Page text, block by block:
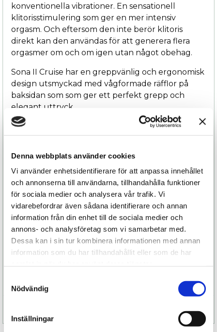
Denna webbplats använder cookies
Vi använder enhetsidentifierare för att anpassa innehållet
och annonserna till användarna, tillhandahålla funktioner
för sociala medier och analysera vår trafik. Vi
vidarebefordrar även sådana identifierare och annan
information från din enhet till de sociala medier och
annons- och analysföretag som vi samarbetar med.
Dessa kan i sin tur kombinera informationen med annan
information som du har tillhandahållit eller som de har
Nödvändig
Inställningar
konventionella vibrationer. En sensationell
klitorisstimulering som ger en mer intensiv
orgasm. Och eftersom den inte berör klitoris
direkt kan den användas för att generera flera
orgasmer om och om igen utan något obehag.
Sona II Cruise har en greppvänlig och ergonomisk
design utsmyckad med vågformade räfflor på
baksidan som som ger ett perfekt grepp och
elegant uttryck.
Munstycket är något bredare och extra mjukt en
för djupare njutning. Med en mjukare vaddering
intensitetsnivåer ger den en mer varierad
njutning. Dessutom är knapparna lätta att reglera
- även när du blundar och ger dig hän.
SONA II Cruise är tillverkad av ett helt stycke
silkeslent premiumsilikon, utan några skarvar och
dessutom 100 procent vattentät – även vid
laddningsuttaget - vilket gör den oerhört lätt att
rengöra. Och inte minst så helt underbar att